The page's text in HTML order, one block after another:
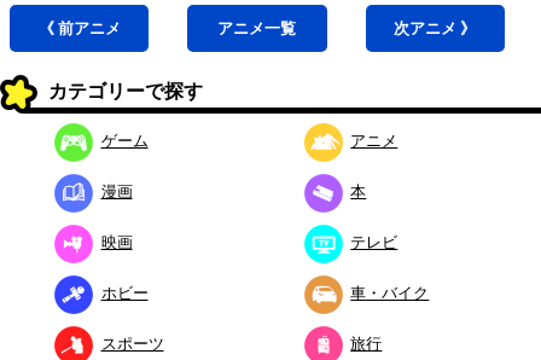
《 前アニメ アニメ一覧 次アニメ 》
カテゴリーで探す
ゲーム アニメ
漫画 本
映画 テレビ
ホビー 車・バイク
スポーツ 旅行